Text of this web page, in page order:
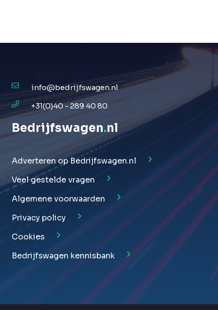
info@bedrijfswagen.nl
+31(0)40 - 289 40 80
Bedrijfswagen.nl
Adverteren op Bedrijfswagen.nl
Veel gestelde vragen
Algemene voorwaarden
Privacy policy
Cookies
Bedrijfswagen kennisbank